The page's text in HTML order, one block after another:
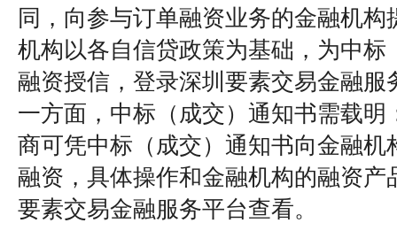
同，向参与订单融资业务的金融机
机构以各自信贷政策为基础，为中标
融资授信，登录深圳要素交易金融服
一方面，中标（成交）通知书需载明
商可凭中标（成交）通知书向金融机
融资，具体操作和金融机构的融资产
要素交易金融服务平台查看。